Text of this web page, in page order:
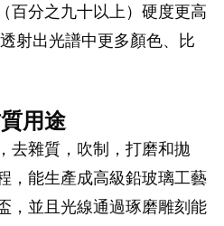
百分之九十以上）硬度更高
射出光譜中更多顏色、比
用途
去雜質，吹制，打磨和拋
，能生產成高級鉛玻璃工藝
，並且光線通過琢磨雕刻能